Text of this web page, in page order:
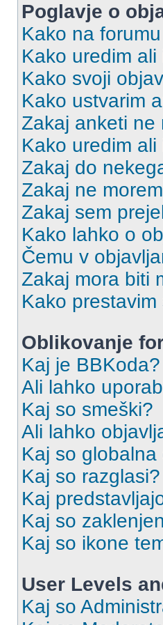
Poglavje o
Kako na
Kako uredim
Kako svoji
Kako ustvarim
Zakaj anketi ne
Kako uredim
Zakaj do
Zakaj ne
Zakaj sem
Kako lahko o
Čemu v
Zakaj mora biti
Kako
Oblikovanje
Kaj je BBKoda?
Ali lahko
Kaj so smeški?
Ali lahko
Kaj so globalna
Kaj so razglasi?
Kaj
Kaj so
Kaj so ikone
User Levels
Kaj so